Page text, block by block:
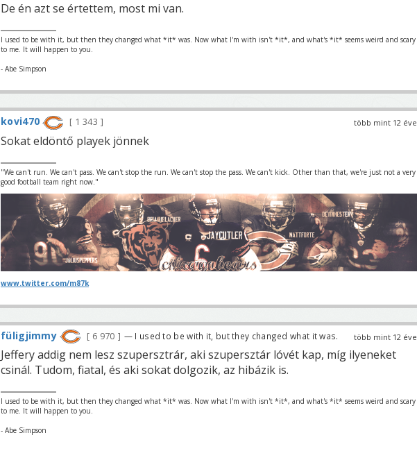
De én azt se értettem, most mi van.
I used to be with it, but then they changed what *it* was. Now what I'm with isn't *it*, and what's *it* seems weird and scary
to me. It will happen to you.
- Abe Simpson
több mint 12 éve
kovi470 1 343
Sokat eldöntő playek jönnek
"We can't run. We can't pass. We can't stop the run. We can't stop the pass. We can't kick. Other than that, we're just not a very
good football team right now."
www.twitter.com/m87k
több mint 12 éve
füligjimmy 6 970 — I used to be with it, but they changed what it was.
Jeffery addig nem lesz szupersztrár, aki szupersztár lóvét kap, míg ilyeneket
csinál. Tudom, fiatal, és aki sokat dolgozik, az hibázik is.
I used to be with it, but then they changed what *it* was. Now what I'm with isn't *it*, and what's *it* seems weird and scary
to me. It will happen to you.
- Abe Simpson